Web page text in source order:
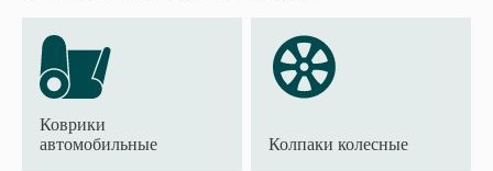
Коврики
автомобильные
Колпаки колесные